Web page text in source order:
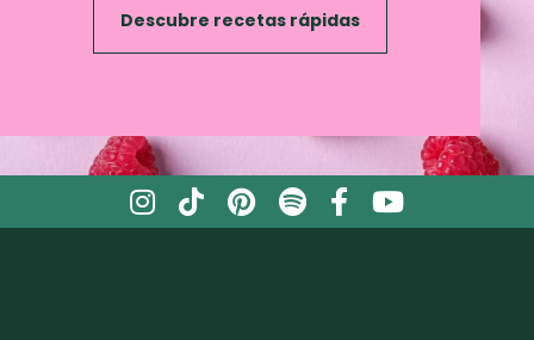
Descubre recetas rápidas